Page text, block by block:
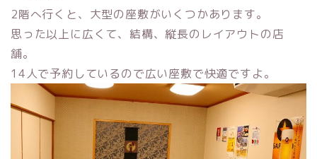
2階へ行くと、大型の座敷がいくつかあります。
思った以上に広くて、結構、縦長のレイアウトの店
舗。
14人で予約しているので広い座敷で快適ですよ。